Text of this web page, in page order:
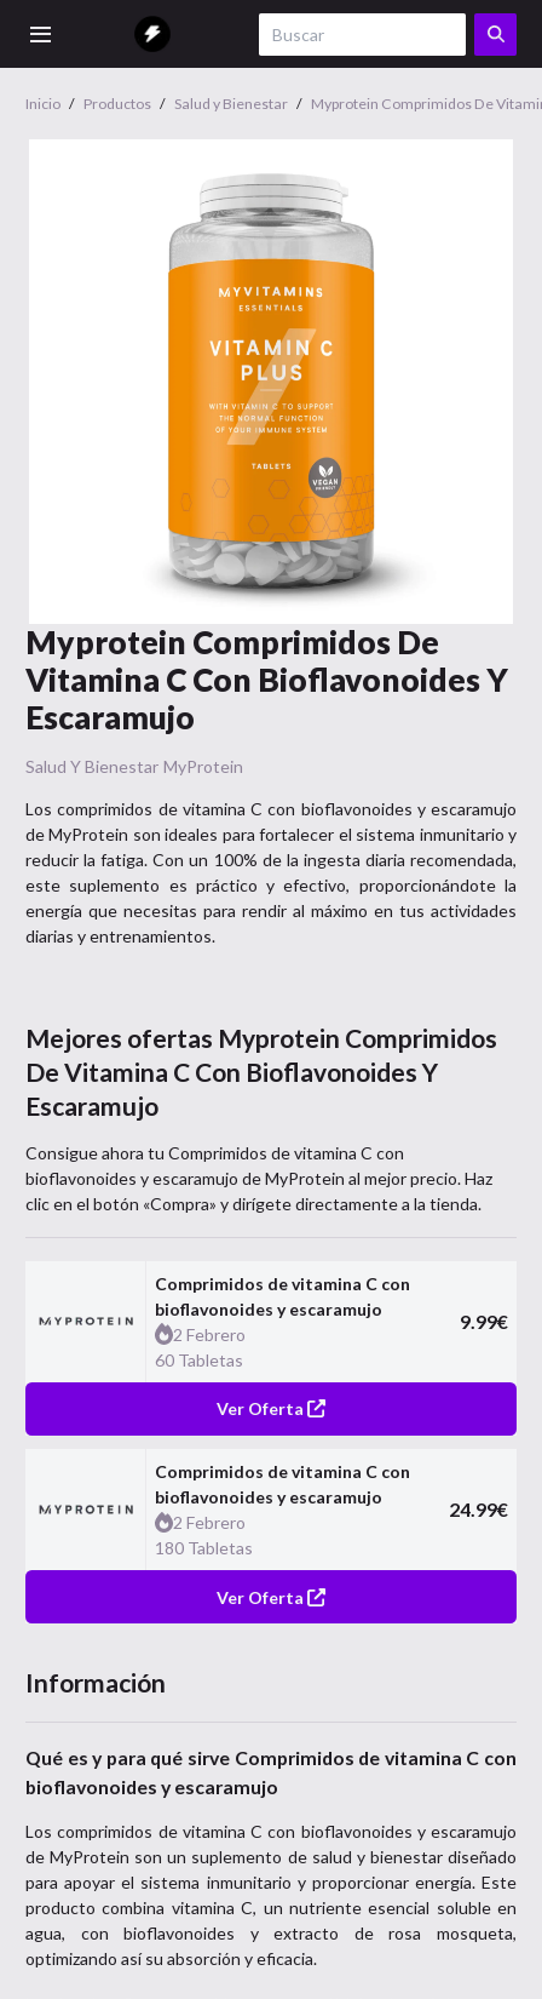
Inicio / Productos / Salud y Bienestar / Myprotein Comprimidos De
Myprotein Comprimidos De
Vitamina C Con Bioflavonoides Y
Escaramujo
Salud Y Bienestar MyProtein
Los comprimidos de vitamina C con bioflavonoides y escaramujo
de MyProtein son ideales para fortalecer el sistema inmunitario y
reducir la fatiga. Con un 100% de la ingesta diaria recomendada,
este suplemento es práctico y efectivo, proporcionándote la
energía que necesitas para rendir al máximo en tus actividades
diarias y entrenamientos.
Mejores ofertas Myprotein Comprimidos
De Vitamina C Con Bioflavonoides Y
Escaramujo
Consigue ahora tu Comprimidos de vitamina C con
bioflavonoides y escaramujo deMyProtein al mejor precio. Haz
clic en el botón «Compra» y dirígete directamente a la tienda.
Comprimidos de vitamina C con
bioflavonoides y escaramujo
2 Febrero
60 Tabletas
9.99€
Ver Oferta
Comprimidos de vitamina C con
bioflavonoides y escaramujo
2 Febrero
180 Tabletas
24.99€
Ver Oferta
Información
Qué es y para qué sirve Comprimidos de vitamina C con
bioflavonoides y escaramujo
Los comprimidos de vitamina C con bioflavonoides y escaramujo
de MyProtein son un suplemento de salud y bienestar diseñado
para apoyar el sistema inmunitario y proporcionar energía. Este
producto combina vitamina C, un nutriente esencial soluble en
agua, con bioflavonoides y extracto de rosa mosqueta,
optimizando así su absorción y eficacia.